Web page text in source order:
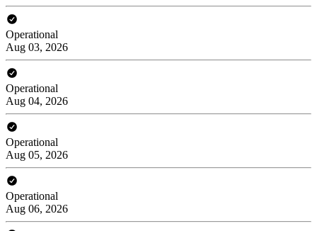
Operational
Aug 03, 2026
Operational
Aug 04, 2026
Operational
Aug 05, 2026
Operational
Aug 06, 2026